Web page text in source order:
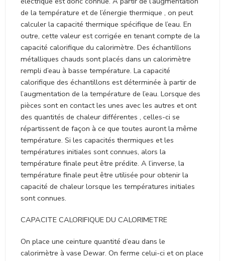
de la température et de l’énergie thermique , on peut
calculer la capacité thermique spécifique de l’eau. En
outre, cette valeur est corrigée en tenant compte de la
capacité calorifique du calorimètre. Des échantillons
métalliques chauds sont placés dans un calorimètre
rempli d’eau à basse température. La capacité
calorifique des échantillons est déterminée à partir de
l’augmentation de la température de l’eau. Lorsque des
pièces sont en contact les unes avec les autres et ont
des quantités de chaleur différentes , celles-ci se
répartissent de façon à ce que toutes auront la même
température. Si les capacités thermiques et les
températures initiales sont connues, alors la
température finale peut être prédite. A l’inverse, la
température finale peut être utilisée pour obtenir la
capacité de chaleur lorsque les températures initiales
sont connues.
CAPACITE CALORIFIQUE DU CALORIMETRE
On place une ceinture quantité d’eau dans le
calorimètre à vase Dewar. On ferme celui-ci et on place